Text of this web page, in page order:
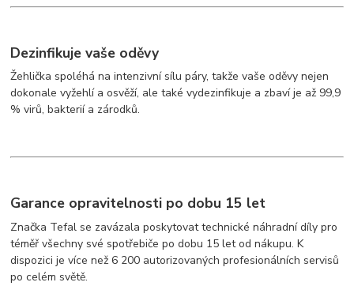
Dezinfikuje vaše oděvy
Žehlička spoléhá na intenzivní sílu páry, takže vaše oděvy nejen
dokonale vyžehlí a osvěží, ale také vydezinfikuje a zbaví je až 99,9
% virů, bakterií a zárodků.
Garance opravitelnosti po dobu 15 let
Značka Tefal se zavázala poskytovat technické náhradní díly pro
téměř všechny své spotřebiče po dobu 15 let od nákupu. K
dispozici je více než 6 200 autorizovaných profesionálních servisů
po celém světě.